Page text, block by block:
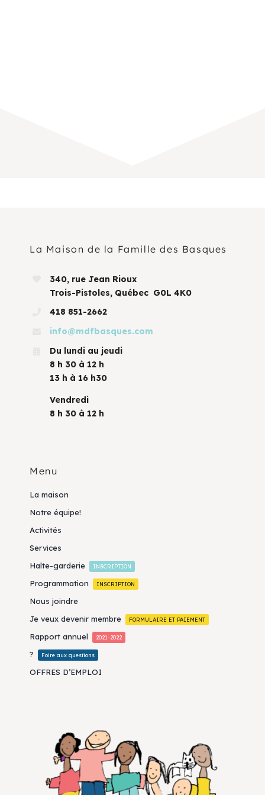
La Maison de la Famille des Basques
340, rue Jean Rioux
Trois-Pistoles, Québec G0L 4K0
418 851-2662
info@mdfbasques.com
Du lundi au jeudi
8 h 30 à 12 h
13 h à 16 h30
Vendredi
8 h 30 à 12 h
Menu
La maison
Notre équipe!
Activités
Services
Halte-garderie
INSCRIPTION
Programmation INSCRIPTION
Nous joindre
Je veux devenir membre
FORMULAIRE ET PAIEMENT
Rapport annuel 2021-2022
? Foire aux questions
OFFRES D’EMPLOI